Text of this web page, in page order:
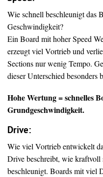
Wie schnell beschleunigt das
Geschwindigkeit?
Ein Board mit hoher Speed
erzeugt viel Vortrieb und
Sections nur wenig Tempo.
dieser Unterschied besonders
Hohe Wertung = schnelles
Grundgeschwindigkeit.
Drive:
Wie viel Vortrieb entwickelt
Drive beschreibt, wie
beschleunigt. Boards mit viel